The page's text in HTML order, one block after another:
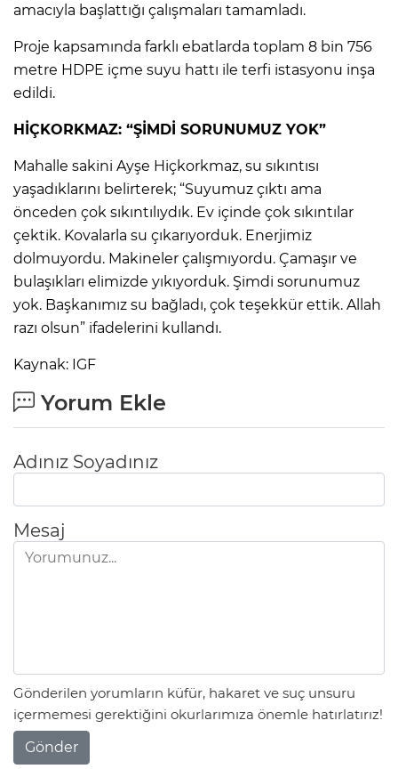
amacıyla başlattığı çalışmaları tamamladı.
Proje kapsamında farklı ebatlarda toplam 8 bin 756
metre HDPE içme suyu hattı ile terfi istasyonu inşa
edildi.
HİÇKORKMAZ: “ŞİMDİ SORUNUMUZ YOK”
Mahalle sakini Ayşe Hiçkorkmaz, su sıkıntısı
yaşadıklarını belirterek; “Suyumuz çıktı ama
önceden çok sıkıntılıydık. Ev içinde çok sıkıntılar
çektik. Kovalarla su çıkarıyorduk. Enerjimiz
dolmuyordu. Makineler çalışmıyordu. Çamaşır ve
bulaşıkları elimizde yıkıyorduk. Şimdi sorunumuz
yok. Başkanımız su bağladı, çok teşekkür ettik. Allah
razı olsun” ifadelerini kullandı.
Kaynak: IGF
Yorum Ekle
Adınız Soyadınız
Mesaj
Gönderilen yorumların küfür, hakaret ve suç unsuru
içermemesi gerektiğini okurlarımıza önemle hatırlatırız!
Gönder